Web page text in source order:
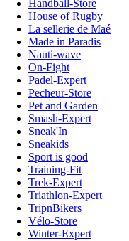
Handball-Store
House of Rugby
La sellerie de Maé
Made in Paradis
Nauti-wave
On-Fight
Padel-Expert
Pecheur-Store
Pet and Garden
Smash-Expert
Sneak'In
Sneakids
Sport is good
Training-Fit
Trek-Expert
Triathlon-Expert
TripnBikers
Vélo-Store
Winter-Expert